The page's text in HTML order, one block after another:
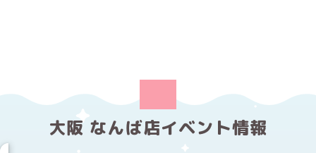
大阪 なんば店イベント情報